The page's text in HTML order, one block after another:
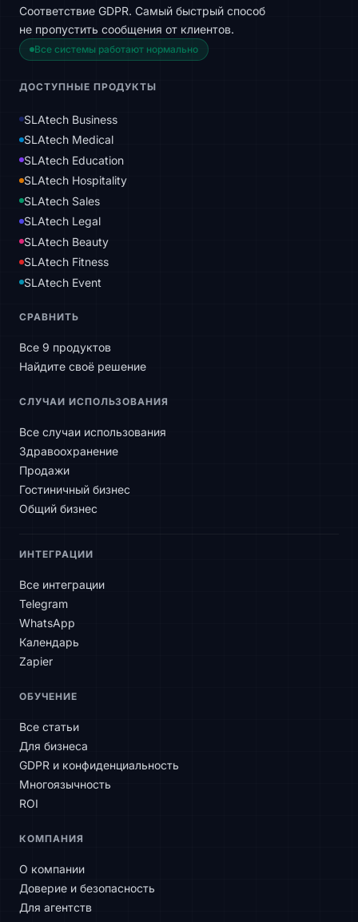
Соответствие GDPR. Самый быстрый способ
не пропустить сообщения от клиентов.
Все системы работают нормально
ДОСТУПНЫЕ ПРОДУКТЫ
SLAtech Business
SLAtech Medical
SLAtech Education
SLAtech Hospitality
SLAtech Sales
SLAtech Legal
SLAtech Beauty
SLAtech Fitness
SLAtech Event
СРАВНИТЬ
Все 9 продуктов
Найдите своё решение
СЛУЧАИ ИСПОЛЬЗОВАНИЯ
Все случаи использования
Здравоохранение
Продажи
Гостиничный бизнес
Общий бизнес
ИНТЕГРАЦИИ
Все интеграции
Telegram
WhatsApp
Календарь
Zapier
ОБУЧЕНИЕ
Все статьи
Для бизнеса
GDPR и конфиденциальность
Многоязычность
ROI
КОМПАНИЯ
О компании
Доверие и безопасность
Для агентств
SLAtech Bot
Здравствуйте! Чем могу помочь?